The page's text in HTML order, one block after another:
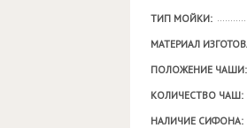
ТИП МОЙКИ:
МАТЕРИАЛ
ПОЛОЖЕНИЕ ЧАШИ:
КОЛИЧЕСТВО ЧАШ:
НАЛИЧИЕ СИФОНА: